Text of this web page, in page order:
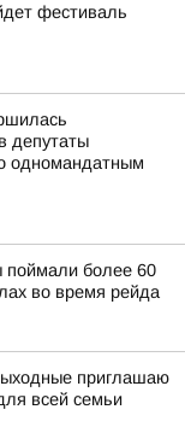
фестиваль
депутаты
одномандатным
поймали более 60
во время рейда
приглашаю
всей семьи